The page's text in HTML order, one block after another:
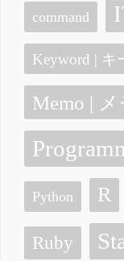
command
Keyword | キ
Memo | メ
Python R
Ruby